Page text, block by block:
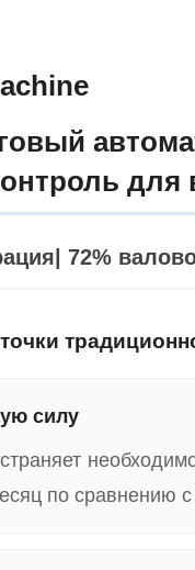
72%
силу
по сравнению